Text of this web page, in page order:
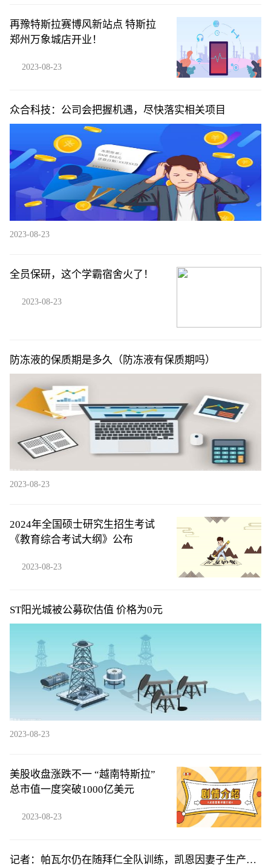
再豫特斯拉赛博风新站点 特斯拉
郑州万象城店开业！
2023-08-23
众合科技：公司会把握机遇，尽快落实相关项目
2023-08-23
全员保研，这个学霸宿舍火了！
2023-08-23
防冻液的保质期是多久（防冻液有保质期吗）
2023-08-23
2024年全国硕士研究生招生考试
《教育综合考试大纲》公布
2023-08-23
ST阳光城被公募砍估值 价格为0元
2023-08-23
美股收盘涨跌不一 “越南特斯拉”
总市值一度突破1000亿美元
2023-08-23
记者：帕瓦尔仍在随拜仁全队训练，凯恩因妻子生产而